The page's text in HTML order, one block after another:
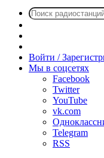
радио
Войти /
Мы в соцсетях
Facebook
Twitter
YouTube
vk.com
Telegram
RSS